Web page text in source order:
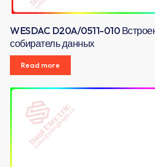
WESDAC D20A/0511-010
собиратель данных
Read more